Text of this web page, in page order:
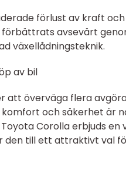
förlust av kraft
avsevärt
växellådningsteknik.
av bil
att överväga flera
och säkerhet är
Corolla erbjuds en
den till ett attraktivt val